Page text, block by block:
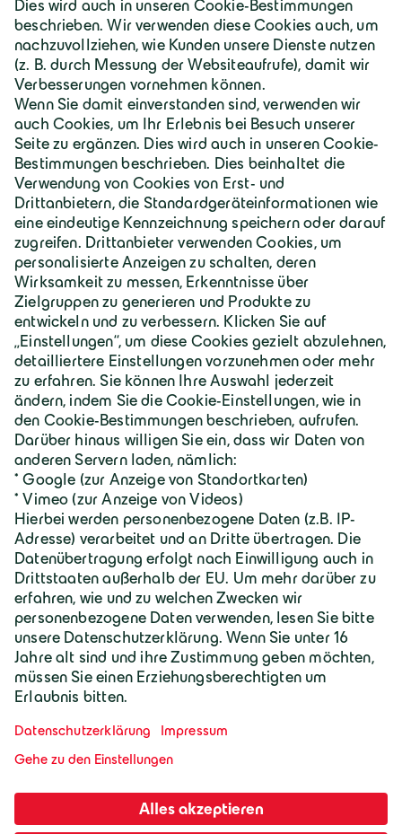
Deutschland | Deutsch
Geiger Gruppe
Über Geiger
Karriere
Geiger Gruppe
Wilhelm-Geiger-Straße 1
87561 Oberstdorf
+49 8322 18 0
info@geigergruppe.de
Darf ich mich vorstellen, ich bin der
Fragen und Anliegen.